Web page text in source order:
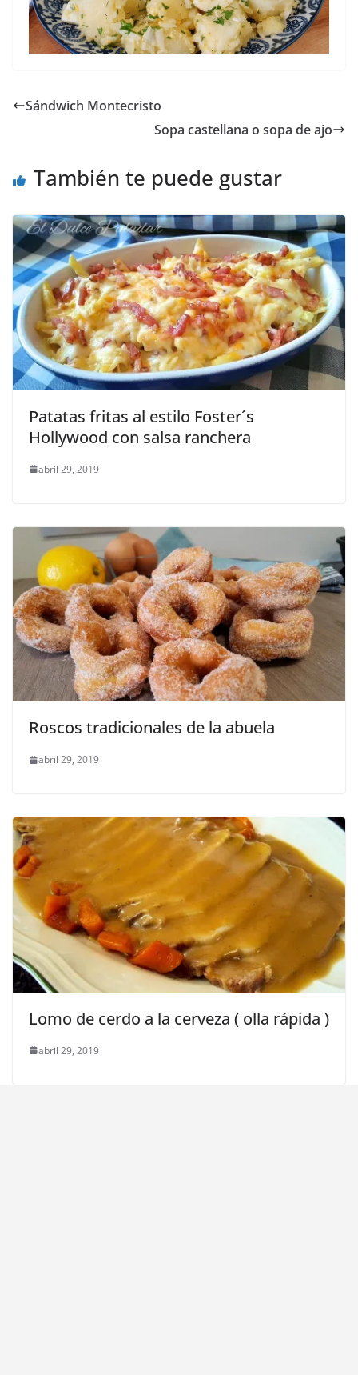
Sándwich Montecristo
Sopa castellana o sopa de ajo
También te puede gustar
Patatas fritas al estilo Foster´s
Hollywood con salsa ranchera
abril 29, 2019
Roscos tradicionales de la abuela
abril 29, 2019
Lomo de cerdo a la cerveza ( olla rápida )
abril 29, 2019